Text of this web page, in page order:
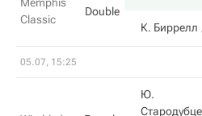
Classic
Double
К. Биррелл
05.07, 15:25
Ю.